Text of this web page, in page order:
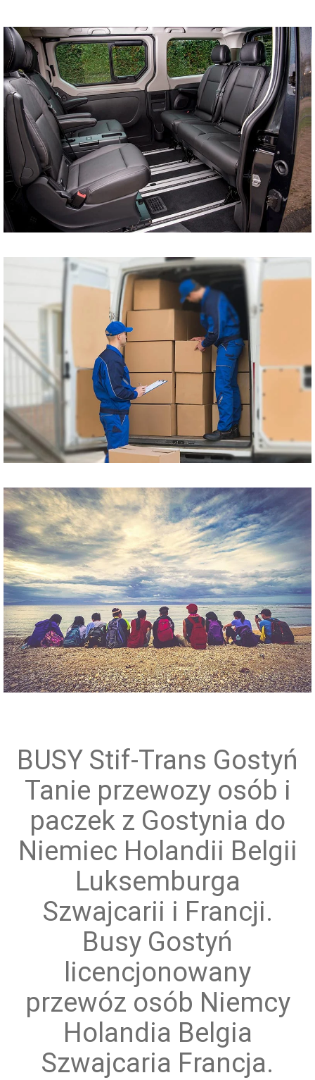
Koszalina Bydgoszczy
Kołobrzegu Piły
Chojnic Tucholi
Więcborka Nakła nad
Notecią Białogardu
Gryfic Sępólna
Krajeńskiego
Człuchowa Szczecinka
Barwic Świdnicy
Trzcianki Złotowa
Czarnkowa Chodzieży
Wałcza z pod adresu
drzwi do drzwi
Przewóz osób
Przewóz paczek
Przewóz grup zorganizowanych
BUSY Stif-Trans Gostyń
Tanie przewozy osób i
paczek z Gostynia do
Niemiec Holandii Belgii
Luksemburga
Szwajcarii i Francji.
Busy Gostyń
licencjonowany
przewóz osób Niemcy
Holandia Belgia
Szwajcaria Francja.